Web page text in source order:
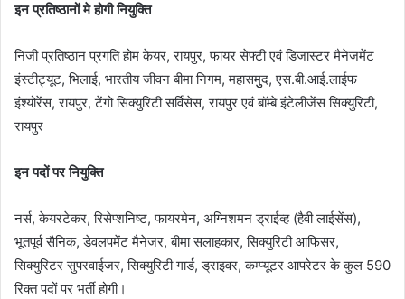
इन प्रतिष्ठानों मे होगी नियुक्ति
निजी प्रतिष्ठान प्रगति होम केयर, रायपुर, फायर सेफ्टी एवं डिजास्टर मैनेजमेंट
इंस्टीट्यूट, भिलाई, भारतीय जीवन बीमा निगम, महासमुुद, एस.बी.आई.लाईफ
इंश्योरेंस, रायपुर, टेंगो सिक्युरिटी सर्विसेस, रायपुर एवं बॉम्बे इंटेलीजेंस सिक्युरिटी,
रायपुर
इन पदों पर नियुक्ति
नर्स, केयरटेकर, रिसेप्शनिष्ट, फायरमेन, अग्निशमन ड्राईव्ह (हैवी लाईसेंस),
भूतपूर्व सैनिक, डेवलपमेंट मैनेजर, बीमा सलाहकार, सिक्युरिटी आफिसर,
सिक्युरिटर सुपरवाईजर, सिक्युरिटी गार्ड, ड्राइवर, कम्प्यूटर आपरेटर के कुल 590
रिक्त पदों पर भर्ती होगी।